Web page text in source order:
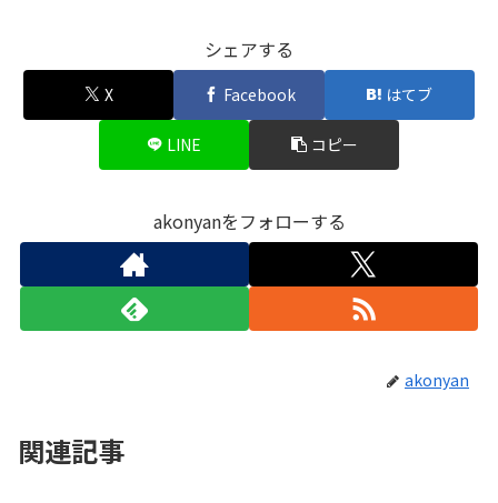
シェアする
X Facebook はてブ
LINE コピー
akonyanをフォローする
akonyan
関連記事